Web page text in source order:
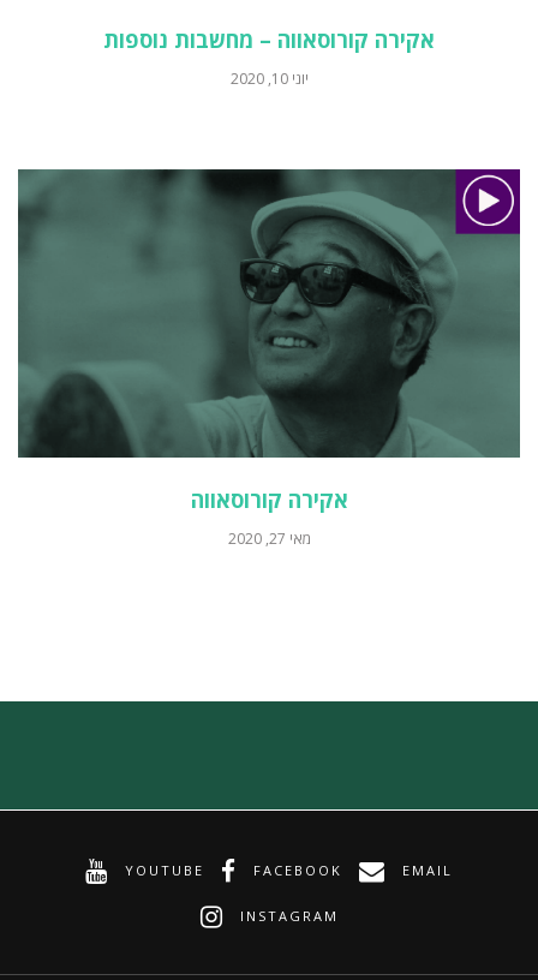
אקירה קורוסאווה – מחשבות נוספות
יוני 10, 2020
אקירה קורוסאווה
מאי 27, 2020
EMAIL
FACEBOOK
YOUTUBE
INSTAGRAM